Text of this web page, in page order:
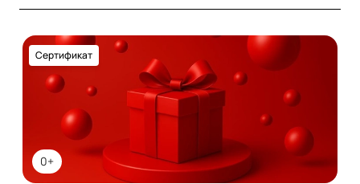
0+
Сертификат